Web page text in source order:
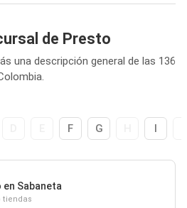
de Presto
una descripción general de las 136
F G I
Sabaneta
tiendas